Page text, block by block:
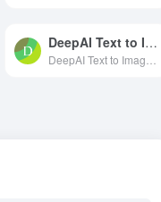
DeepAI Text to Image